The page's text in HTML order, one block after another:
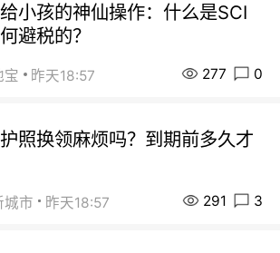
小孩的神仙操作：什么是SCI
避税的？
宝 昨天18:57 277 0
照换领麻烦吗？到期前多久才
城市 昨天18:57 291 3